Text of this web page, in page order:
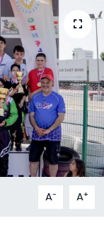
A- A+